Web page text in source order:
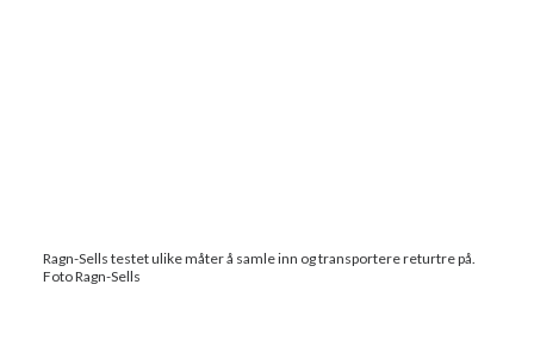
Ragn-Sells testet ulike måter å samle inn og transportere returtre på.
Foto Ragn-Sells